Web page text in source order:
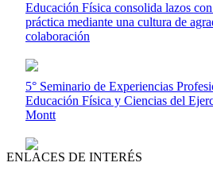
Educación Física consolida lazos
práctica mediante una cultura de
colaboración
5° Seminario de Experiencias
Educación Física y Ciencias del
Montt
ENLACES DE INTERÉS